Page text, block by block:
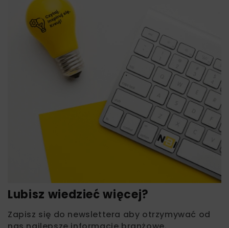
Lubisz wiedzieć więcej?
Zapisz się do newslettera aby otrzymywać od